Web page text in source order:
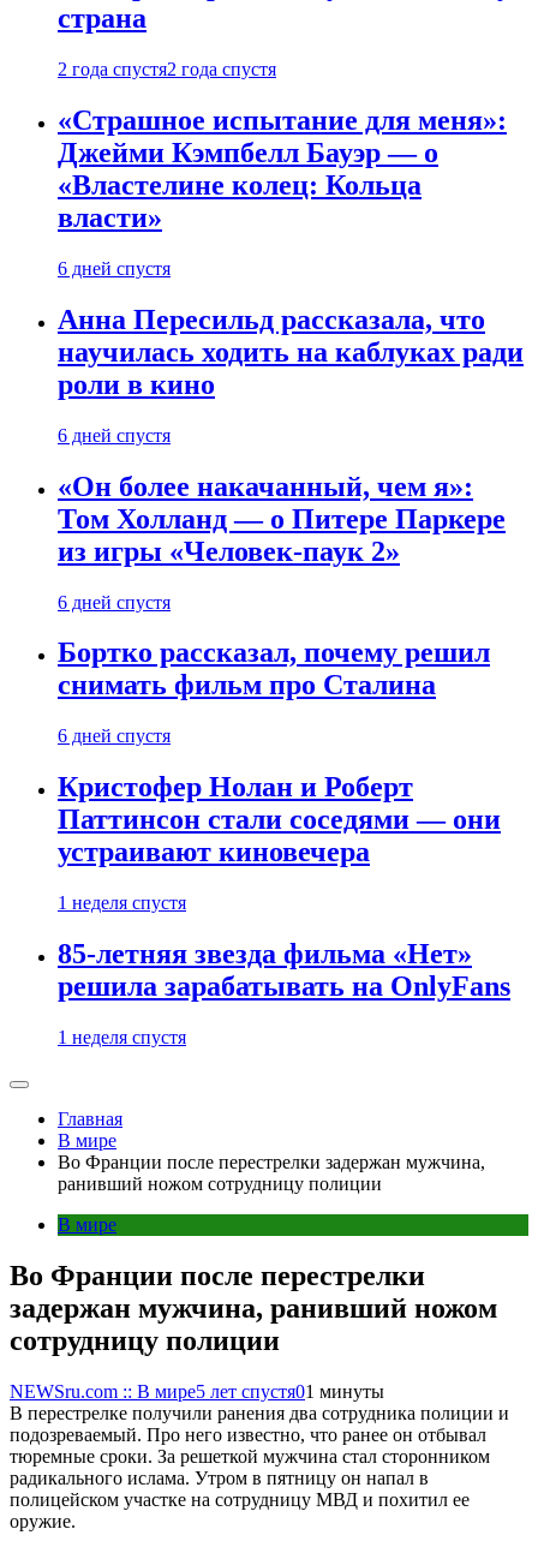
страна
2 года спустя2 года спустя
«Страшное испытание для меня»:
Джейми Кэмпбелл Бауэр — о
«Властелине колец: Кольца
власти»
6 дней спустя
Анна Пересильд рассказала, что
научилась ходить на каблуках ради
роли в кино
6 дней спустя
«Он более накачанный, чем я»:
Том Холланд — о Питере Паркере
из игры «Человек-паук 2»
6 дней спустя
Бортко рассказал, почему решил
снимать фильм про Сталина
6 дней спустя
Кристофер Нолан и Роберт
Паттинсон стали соседями — они
устраивают киновечера
1 неделя спустя
85-летняя звезда фильма «Нет»
решила зарабатывать на OnlyFans
1 неделя спустя
Главная
В мире
Во Франции после перестрелки задержан мужчина,
ранивший ножом сотрудницу полиции
В мире
Во Франции после перестрелки
задержан мужчина, ранивший ножом
сотрудницу полиции
NEWSru.com :: В мире5 лет спустя01 минуты
В перестрелке получили ранения два сотрудника полиции и
подозреваемый. Про него известно, что ранее он отбывал
тюремные сроки. За решеткой мужчина стал сторонником
радикального ислама. Утром в пятницу он напал в
полицейском участке на сотрудницу МВД и похитил ее
оружие.